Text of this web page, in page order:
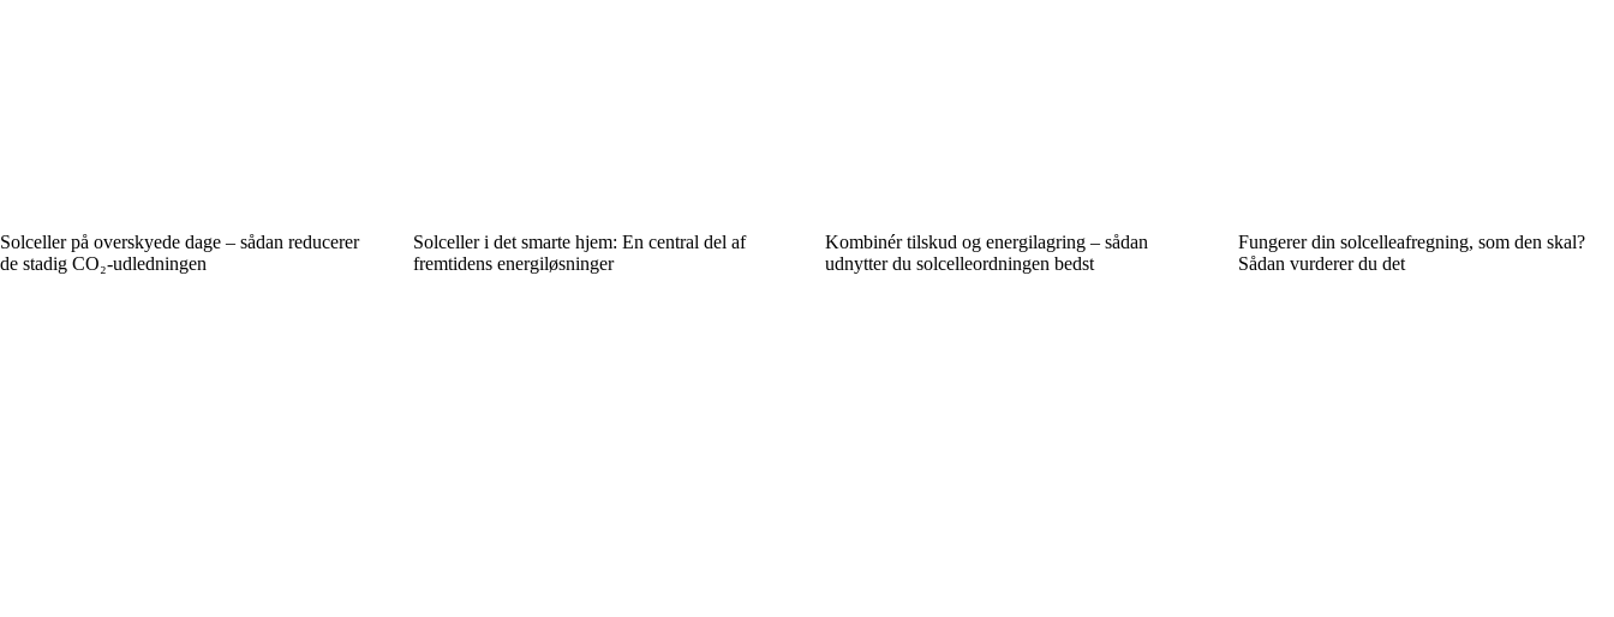
Solceller på overskyede dage – sådan reducerer
de stadig CO₂-udledningen
Solceller i det smarte hjem: En central del af
fremtidens energiløsninger
Kombinér tilskud og energilagring – sådan
udnytter du solcelleordningen bedst
Fungerer din solcelleafregning, som den skal?
Sådan vurderer du det